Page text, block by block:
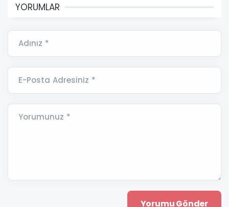
YORUMLAR
Adınız *
E-Posta Adresiniz *
Yorumunuz *